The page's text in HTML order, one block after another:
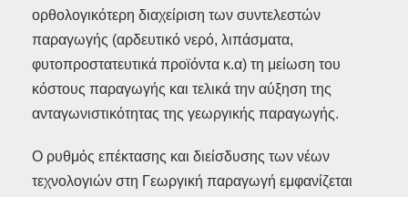
ορθολογικότερη διαχείριση των συντελεστών
παραγωγής (αρδευτικό νερό, λιπάσματα,
φυτοπροστατευτικά προϊόντα κ.α) τη μείωση του
κόστους παραγωγής και τελικά την αύξηση της
ανταγωνιστικότητας της γεωργικής παραγωγής.
Ο ρυθμός επέκτασης και διείσδυσης των νέων
τεχνολογιών στη Γεωργική παραγωγή εμφανίζεται